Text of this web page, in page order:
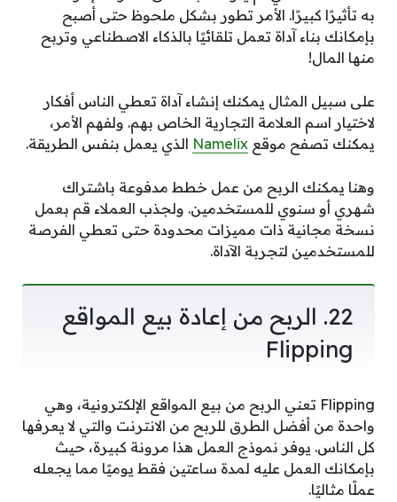
به تأثيرًا كبيرًا. الأمر تطور بشكل ملحوظ حتى أصبح
بإمكانك بناء آداة تعمل تلقائيًا بالذكاء الاصطناعي وتربح
منها المال!
على سبيل المثال يمكنك إنشاء آداة تعطي الناس أفكار
لاختيار اسم العلامة التجارية الخاص بهم. ولفهم الأمر،
يمكنك تصفح موقع Namelix الذي يعمل بنفس الطريقة.
وهنا يمكنك الربح من عمل خطط مدفوعة باشتراك
شهري أو سنوي للمستخدمين. ولجذب العملاء قم بعمل
نسخة مجانية ذات مميزات محدودة حتى تعطي الفرصة
للمستخدمين لتجربة الآداة.
22. الربح من إعادة بيع المواقع
Flipping
Flipping تعني الربح من بيع المواقع الإلكترونية، وهي
واحدة من أفضل الطرق للربح من الانترنت والتي لا يعرفها
كل الناس. يوفر نموذج العمل هذا مرونة كبيرة، حيث
بإمكانك العمل عليه لمدة ساعتين فقط يوميًا مما يجعله
عملًا مثاليًا.